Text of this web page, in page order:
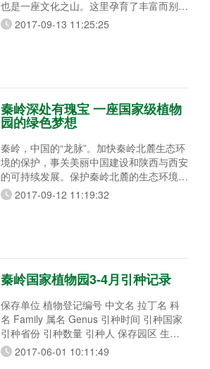
也是一座文化之山。这里孕育了丰富而别具
特色的生态资源,也诞生了中国最为繁盛的
周秦汉唐文明。 坐落于秦岭北麓中段陕西
的综合性植物园。通过秦岭国家植物园建
设，传承秦岭绿色遗产，展示秦岭生态之
美。 目前，该园
2017-09-13 11:25:25
秦岭深处有瑰宝 一座国家级植物
园的绿色梦想
秦岭，中国的“龙脉”。加快秦岭北麓生态环
境的保护，事关美丽中国建设和陕西与西安
的可持续发展。保护秦岭北麓的生态环境，
守护一山碧绿，正是西安建设国际化大都
市、实现伟大中国梦的生动实践。 在这种
园、陕西最具潜在价值的绿色品牌。 秦岭
国家植物园的价值，在于它不仅仅是一个植
物科普的场所，
2017-09-12 11:19:32
秦岭国家植物园3-4月引种记录
保存单位 植物登记编号 中文名 拉丁名 科
名 Family 属名 Genus 引种时间 引种国家
引种省份 引种数量 引种人 保存园区 生存
状态 秦岭国家植物园 00,2015,0001 闭鞘
姜 Costus speciosus 姜科 Zingiberaceae
2017-06-01 10:11:49